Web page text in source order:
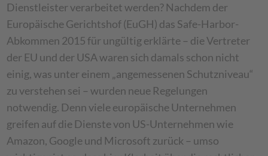
Dienstleister verarbeitet werden? Nachdem der
Europäische Gerichtshof (EuGH) das Safe-Harbor-
Abkommen 2015 für ungültig erklärte – die Vertreter
der EU und der USA waren sich damals schon nicht
einig, was unter einem „angemessenen Schutzniveau“
zu verstehen sei – wurden neue Regelungen
notwendig. Denn viele europäische Unternehmen
greifen auf die Dienste von US-Unternehmen wie
Amazon, Google und Microsoft zurück – umso